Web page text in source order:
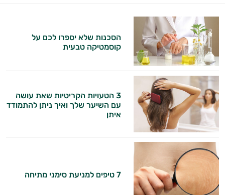
הסכנות שלא יספרו לכם על
קוסמטיקה טבעית
3 הטעויות הקריטיות שאת עושה
עם השיער שלך ואיך ניתן להתמודד
איתן
7 טיפים למניעת סימני מתיחה